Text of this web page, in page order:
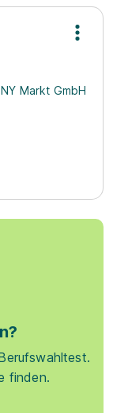
Markt GmbH
finden.